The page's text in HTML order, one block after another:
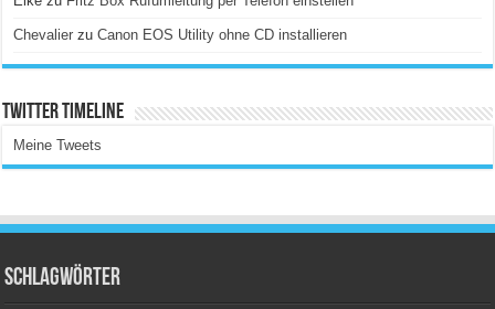
Chevalier zuCanon EOS Utility ohne CD installieren
Twitter Timeline
Meine Tweets
Schlagwörter